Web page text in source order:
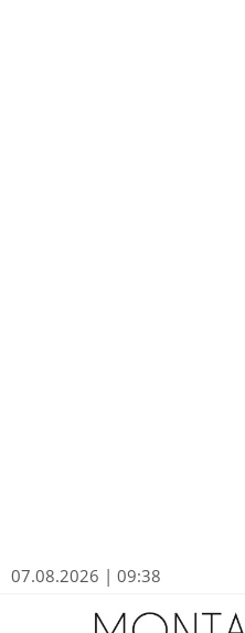
07.08.2026 | 09:38